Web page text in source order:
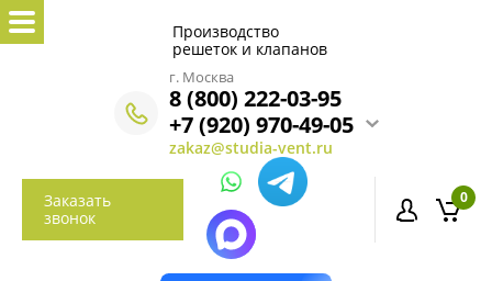
Производство
решеток и клапанов
г. Москва
8 (800) 222-03-95
+7 (920) 970-49-05
zakaz@studia-vent.ru
Заказать
звонок
0